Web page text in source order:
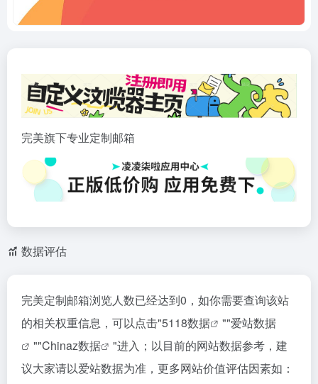
完美旗下专业定制邮箱
数据评估
完美定制邮箱浏览人数已经达到0，如你需要查询该站
的相关权重信息，可以点击"5118数据 ""爱站数据
""Chinaz数据
"进入；以目前的网站数据参考，建
议大家请以爱站数据为准，更多网站价值评估因素如：